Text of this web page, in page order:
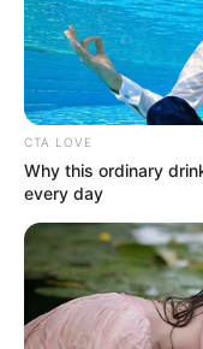
ACTIVAR AHORA
CTA LOVE
Why this ordinary
every day